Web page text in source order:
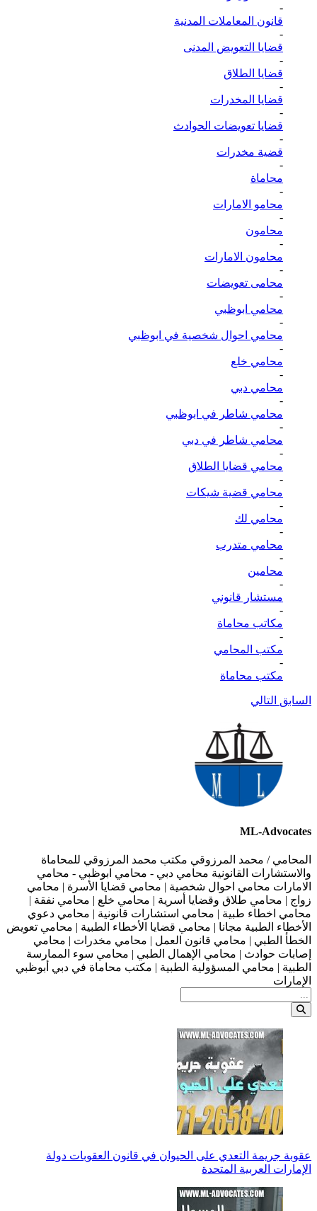
-
قانون المعاملات المدنية
-
قضايا التعويض المدنى
-
قضايا الطلاق
-
قضايا المخدرات
-
قضايا تعويضات الحوادث
-
قضية مخدرات
-
محاماة
-
محامو الامارات
-
محامون
-
محامون الامارات
-
محامى تعويضات
-
محامي ابوظبي
-
محامي احوال شخصية في ابوظبي
-
محامي خلع
-
محامي دبي
-
محامي شاطر في ابوظبي
-
محامي شاطر في دبي
-
محامي قضايا الطلاق
-
محامي قضية شيكات
-
محامي لك
-
محامي متدرب
-
محامين
-
مستشار قانوني
-
مكاتب محاماة
-
مكتب المحامي
-
مكتب محاماة
السابق التالي
ML-Advocates
المحامي / محمد المرزوقي مكتب محمد المرزوقي للمحاماة
والاستشارات القانونية محامي دبي - محامي ابوظبي - محامي
الامارات محامي احوال شخصية | محامي قضايا الأسرة | محامي
زواج | محامي طلاق وقضايا أسرية | محامي خلع | محامي نفقة |
محامي اخطاء طبية | محامي استشارات قانونية | محامي دعوي
الأخطاء الطبية مجانا | محامي قضايا الأخطاء الطبية | محامي تعويض
الخطأ الطبي | محامي قانون العمل | محامي مخدرات | محامي
إصابات حوادث | محامي الإهمال الطبي | محامي سوء الممارسة
الطبية | محامي المسؤولية الطبية | مكتب محاماة في دبي أبوظبي
الإمارات
عقوبة جريمة التعدي على الحيوان في قانون العقوبات دولة
الإمارات العربية المتحدة